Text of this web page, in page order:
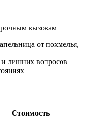
вызовам
от похмелья,
и лишних вопросов
Стоимость